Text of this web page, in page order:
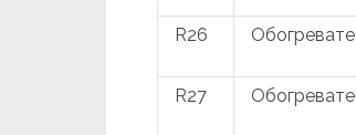
R26
R27